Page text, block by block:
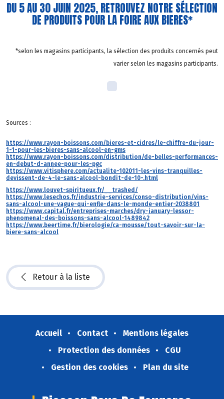
DU 5 AU 30 JUIN 2025, RETROUVEZ NOTRE SÉLECTION
DE PRODUITS POUR LA FOIRE AUX BIERES*
*selon les magasins participants, la sélection des produits concernés peut
varier selon les magasins participants.
Sources :
https://www.rayon-boissons.com/bieres-et-cidres/le-chiffre-du-jour-
1-1-pour-les-bieres-sans-alcool-en-gms
https://www.rayon-boissons.com/distribution/de-belles-performances-
en-debut-d-annee-pour-les-pgc
https://www.vitisphere.com/actualite-102011-les-vins-tranquilles-
devissent-de-4-le-sans-alcool-bondit-de-10-.html
https://www.louvet-spiritueux.fr/__trashed/
https://www.lesechos.fr/industrie-services/conso-distribution/vins-
sans-alcool-une-vague-qui-enfle-dans-le-monde-entier-2038801
https://www.capital.fr/entreprises-marches/dry-january-lessor-
phenomenal-des-boissons-sans-alcool-1489842
https://www.beertime.fr/bierologie/ca-mousse/tout-savoir-sur-la-
biere-sans-alcool
Retour à la liste
Accueil Contact
Mentions légales
Protection des données
CGU
Gestion des cookies
Plan du site